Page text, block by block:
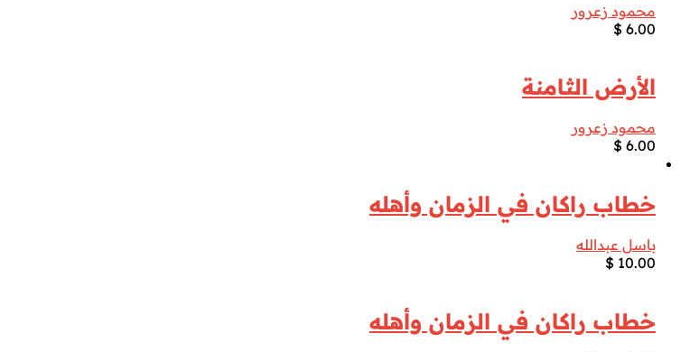
محمود زعرور
$ 6.00
الأرض الثامنة
محمود زعرور
$ 6.00
خطاب راكان في الزمان وأهله
باسل عبدالله
$ 10.00
خطاب راكان في الزمان وأهله